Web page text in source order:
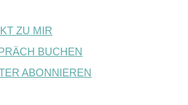
ZU MIR
BUCHEN
ABONNIEREN